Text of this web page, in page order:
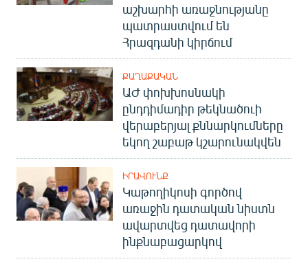
աշխարհի առաջնությանը
պատրաստվում են
Հրազդանի կիրճում
ՔԱՂԱՔԱԿԱՆ
ԱԺ փոխխոսնակի
ընդդիմադիր թեկնածուի
վերաբերյալ քննարկումները
եկող շաբաթ կշարունակվեն
ԻՐԱՎՈՒՆՔ
Կաթողիկոսի գործով
առաջին դատական նիստն
ավարտվեց դատավորի
ինքնաբացարկով